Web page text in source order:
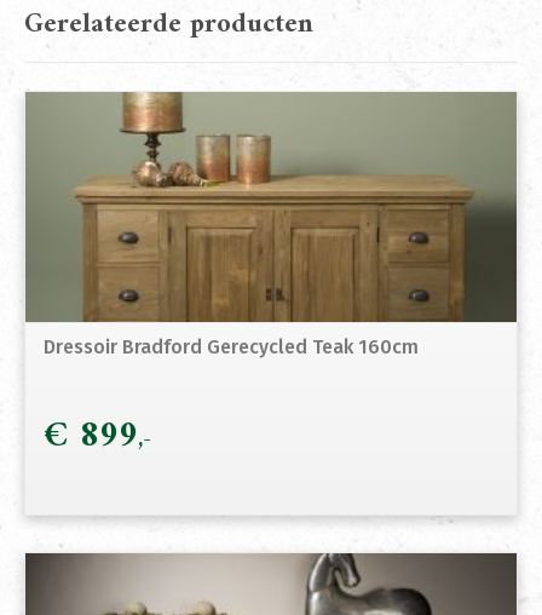
Gerelateerde producten
Dressoir Bradford Gerecycled Teak 160cm
€ 899